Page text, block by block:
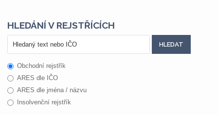
HLEDÁNÍ V REJSTŘÍCÍCH
Obchodní rejstřík
ARES dle IČO
ARES dle jména / názvu
Insolvenční rejstřík